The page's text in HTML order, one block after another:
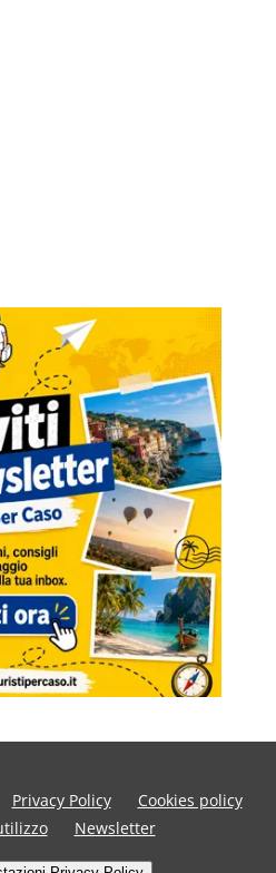
Privacy Policy
Cookies policy
Newsletter